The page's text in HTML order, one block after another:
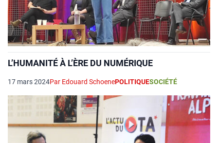
L’HUMANITÉ À L’ÈRE DU NUMÉRIQUE
17 mars 2024Par Edouard SchoenePOLITIQUESOCIÉTÉ